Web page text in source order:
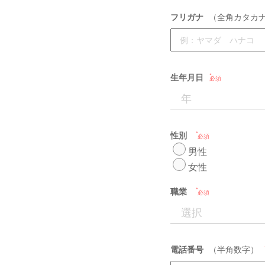
フリガナ （全角カタカナ
生年月日 必須
性別 必須
男性
女性
職業 必須
電話番号 （半角数字）